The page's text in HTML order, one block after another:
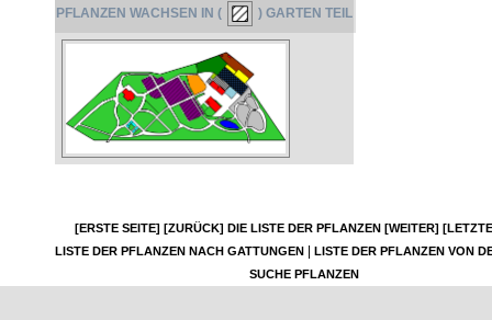
PFLANZEN WACHSEN IN ( ) GARTEN TEIL
[ERSTE SEITE] [ZURÜCK] DIE LISTE DER PFLANZEN [WEITER]
LISTE DER PFLANZEN NACH GATTUNGEN
LISTE DER PFLANZEN VON
SUCHE PFLANZEN